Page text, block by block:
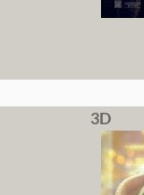
3D